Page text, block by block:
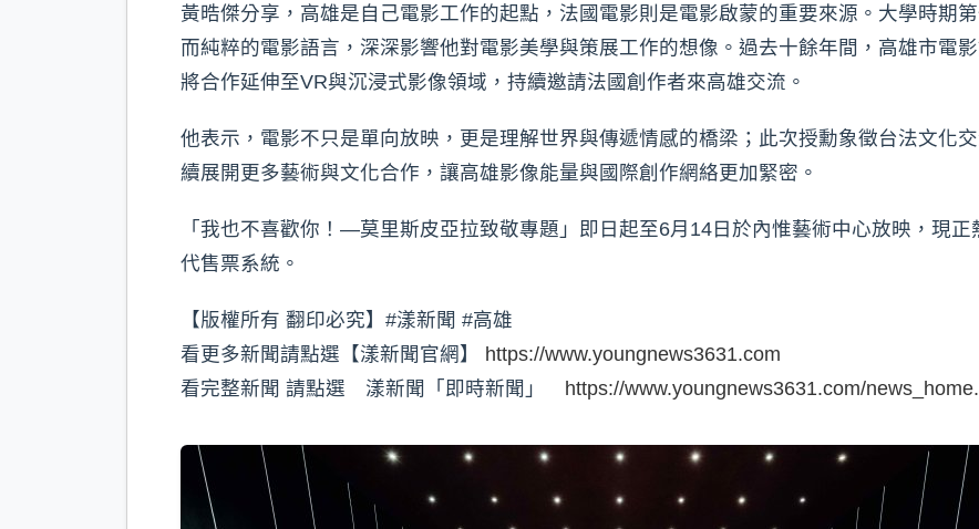
黃晧傑分享，高雄是自己電影工作的起點，法國電影則是電影啟蒙的重要來源。大學時期
而純粹的電影語言，深深影響他對電影美學與策展工作的想像。過去十餘年間，高雄市電
將合作延伸至VR與沉浸式影像領域，持續邀請法國創作者來高雄交流。
他表示，電影不只是單向放映，更是理解世界與傳遞情感的橋梁；此次授勳象徵台法文化
續展開更多藝術與文化合作，讓高雄影像能量與國際創作網絡更加緊密。
「我也不喜歡你！—莫里斯皮亞拉致敬專題」即日起至6月14日於內惟藝術中心放映，現
代售票系統。
【版權所有 翻印必究】#漾新聞 #高雄
看更多新聞請點選【漾新聞官網】 https://www.youngnews3631.com
看完整新聞 請點選 漾新聞「即時新聞」 https://www.youngnews3631.com/